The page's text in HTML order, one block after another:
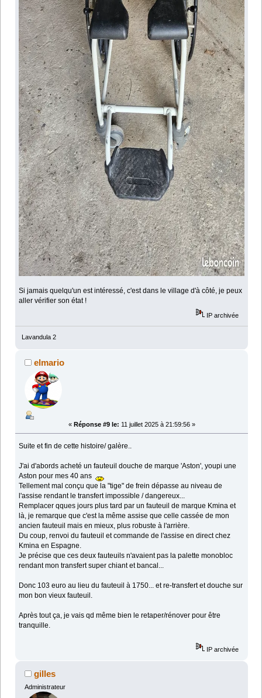
Si jamais quelqu'un est intéressé, c'est dans le village d'à côté, je peux
aller vérifier son état !
IP archivée
Lavandula 2
elmario
« Réponse #9 le: 11 juillet 2025 à 21:59:56 »
Suite et fin de cette histoire/ galère..
J'ai d'abords acheté un fauteuil douche de marque 'Aston', youpi une
Aston pour mes 40 ans
Tellement mal conçu que la "tige" de frein dépasse au niveau de
l'assise rendant le transfert impossible / dangereux...
Remplacer qques jours plus tard par un fauteuil de marque Kmina et
là, je remarque que c'est la même assise que celle cassée de mon
ancien fauteuil mais en mieux, plus robuste à l'arrière.
Du coup, renvoi du fauteuil et commande de l'assise en direct chez
Kmina en Espagne.
Je précise que ces deux fauteuils n'avaient pas la palette monobloc
rendant mon transfert super chiant et bancal...
Donc 103 euro au lieu du fauteuil à 1750... et re-transfert et douche sur
mon bon vieux fauteuil.
Après tout ça, je vais qd même bien le retaper/rénover pour être
tranquille.
IP archivée
gilles
Administrateur